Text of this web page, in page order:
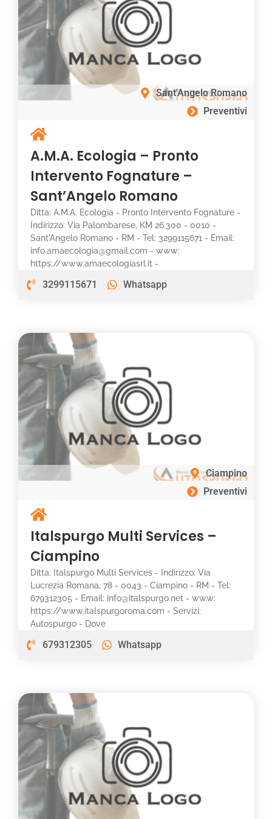
Sant'Angelo Romano
Preventivi
A.M.A. Ecologia – Pronto
Intervento Fognature –
Sant’Angelo Romano
Ditta: A.M.A. Ecologia - Pronto Intervento Fognature -
Indirizzo: Via Palombarese, KM 26.300 - 0010 -
Sant'Angelo Romano - RM - Tel: 3299115671 - Email:
info.amaecologia@gmail.com - www:
https://www.amaecologiasrl.it -
3299115671 Whatsapp
Ciampino
Preventivi
Italspurgo Multi Services –
Ciampino
Ditta: Italspurgo Multi Services - Indirizzo: Via
Lucrezia Romana, 78 - 0043 - Ciampino - RM - Tel:
679312305 - Email: info@italspurgo.net - www:
https://www.italspurgoroma.com - Servizi:
Autospurgo - Dove
679312305 Whatsapp